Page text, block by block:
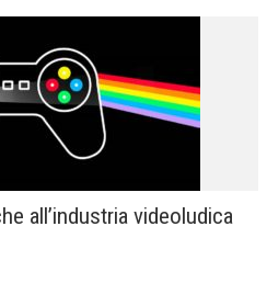
all’industria videoludica